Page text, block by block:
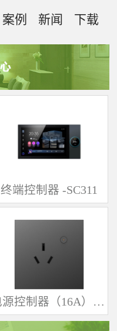
案例 新闻 下载
终端控制器 -SC311
电源控制器（16A）-SK342